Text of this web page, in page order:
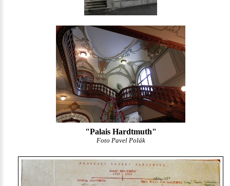
"Palais Hardtmuth"
Foto Pavel Polák